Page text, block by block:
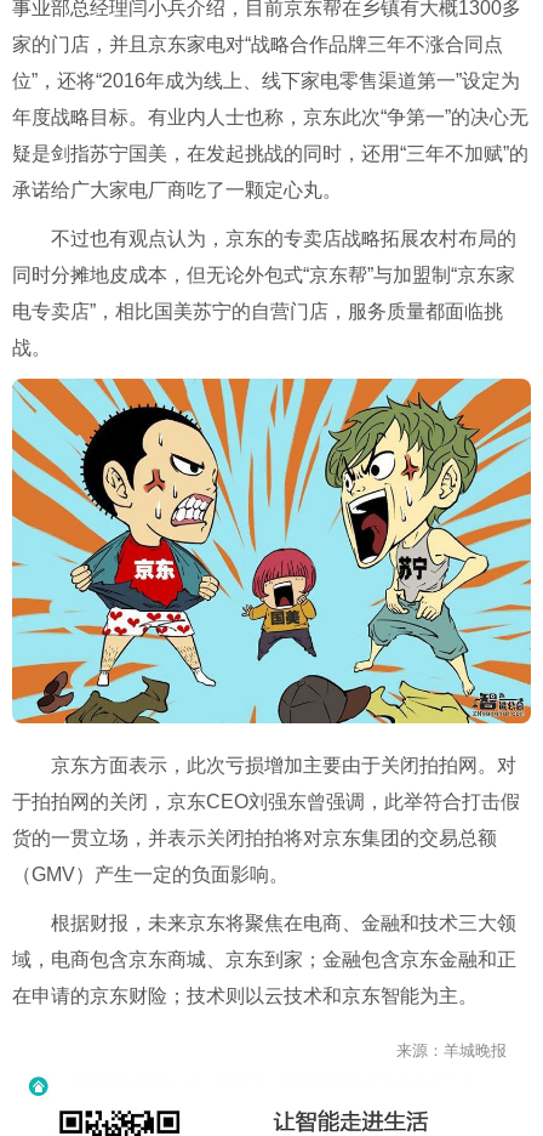
事业部总经理闫小兵介绍，目前京东帮在乡镇有大概1300多
家的门店，并且京东家电对“战略合作品牌三年不涨合同点
位”，还将“2016年成为线上、线下家电零售渠道第一”设定为
年度战略目标。有业内人士也称，京东此次“争第一”的决心无
疑是剑指苏宁国美，在发起挑战的同时，还用“三年不加赋”的
承诺给广大家电厂商吃了一颗定心丸。
不过也有观点认为，京东的专卖店战略拓展农村布局的
同时分摊地皮成本，但无论外包式“京东帮”与加盟制“京东家
电专卖店”，相比国美苏宁的自营门店，服务质量都面临挑
战。
京东方面表示，此次亏损增加主要由于关闭拍拍网。对
于拍拍网的关闭，京东CEO刘强东曾强调，此举符合打击假
货的一贯立场，并表示关闭拍拍将对京东集团的交易总额
（GMV）产生一定的负面影响。
根据财报，未来京东将聚焦在电商、金融和技术三大领
域，电商包含京东商城、京东到家；金融包含京东金融和正
在申请的京东财险；技术则以云技术和京东智能为主。
来源：羊城晚报